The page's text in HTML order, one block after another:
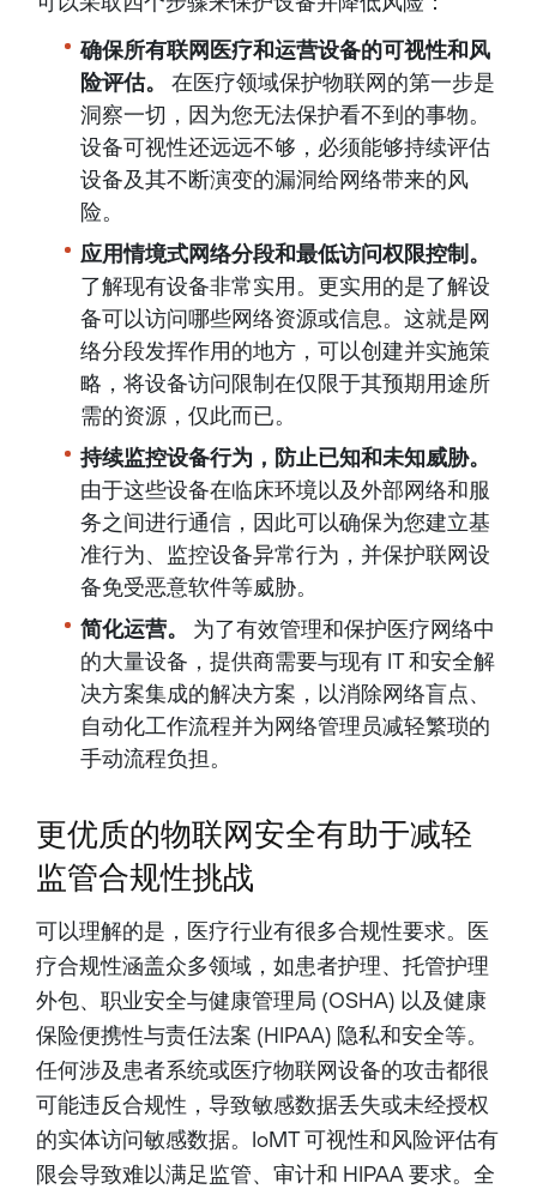
确保所有联网医疗和运营设备的可视性和风
险评估。
在医疗领域保护物联网的第一步是
洞察一切，因为您无法保护看不到的事物。
设备可视性还远远不够，必须能够持续评估
设备及其不断演变的漏洞给网络带来的风
险。
应用情境式网络分段和最低访问权限控制。
了解现有设备非常实用。更实用的是了解设
备可以访问哪些网络资源或信息。这就是网
络分段发挥作用的地方，可以创建并实施策
略，将设备访问限制在仅限于其预期用途所
需的资源，仅此而已。
持续监控设备行为，防止已知和未知威胁。
由于这些设备在临床环境以及外部网络和服
务之间进行通信，因此可以确保为您建立基
准行为、监控设备异常行为，并保护联网设
备免受恶意软件等威胁。
简化运营。
为了有效管理和保护医疗网络中
的大量设备，提供商需要与现有 IT 和安全解
决方案集成的解决方案，以消除网络盲点、
自动化工作流程并为网络管理员减轻繁琐的
手动流程负担。
更优质的物联网安全有助于减轻
监管合规性挑战
可以理解的是，医疗行业有很多合规性要求。医
疗合规性涵盖众多领域，如患者护理、托管护理
外包、职业安全与健康管理局 (OSHA) 以及健康
保险便携性与责任法案 (HIPAA) 隐私和安全等。
任何涉及患者系统或医疗物联网设备的攻击都很
可能违反合规性，导致敏感数据丢失或未经授权
的实体访问敏感数据。IoMT 可视性和风险评估有
限会导致难以满足监管、审计和 HIPAA 要求。全